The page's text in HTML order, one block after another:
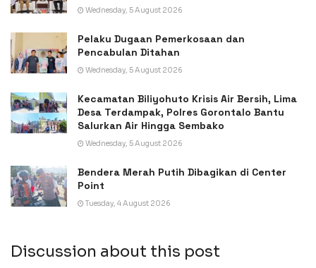
Wednesday, 5 August 2026
Pelaku Dugaan Pemerkosaan dan
Pencabulan Ditahan
Wednesday, 5 August 2026
Kecamatan Biliyohuto Krisis Air Bersih, Lima
Desa Terdampak, Polres Gorontalo Bantu
Salurkan Air Hingga Sembako
Wednesday, 5 August 2026
Bendera Merah Putih Dibagikan di Center
Point
Tuesday, 4 August 2026
Discussion about this post